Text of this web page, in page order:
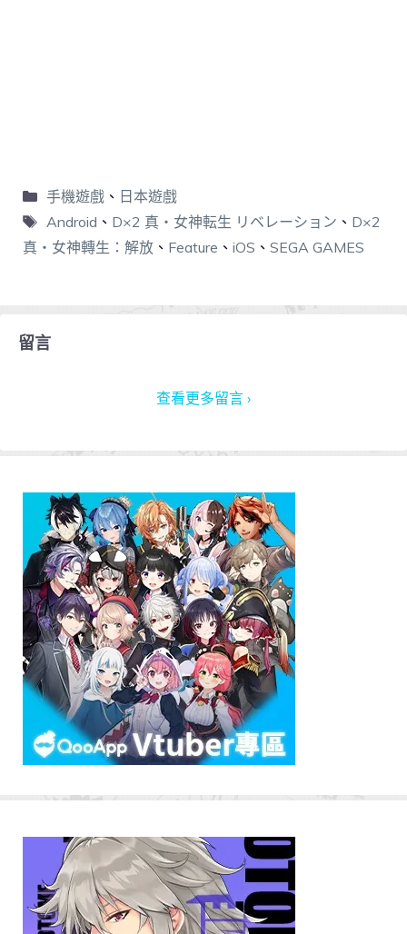
手機遊戲、 日本遊戲
Android 、 D×2 真・女神転生 リベレーション 、 D×2
真・女神轉生：解放 、 Feature 、 iOS 、 SEGA GAMES
留言
查看更多留言 ›